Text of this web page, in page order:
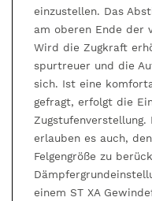
einzustellen. Das
am oberen Ende der
Wird die Zugkraft
spurtreuer und die
sich. Ist eine
gefragt, erfolgt die
erlauben es auch,
Felgengröße zu
einem ST XA